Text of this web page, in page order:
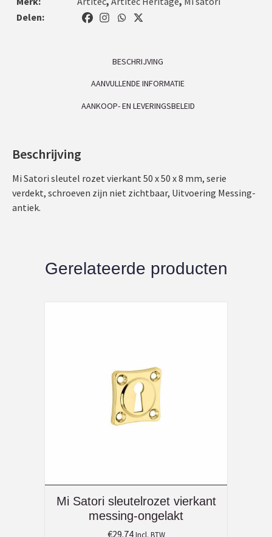
Delen:
BESCHRIJVING
AANVULLENDE INFORMATIE
AANKOOP- EN LEVERINGSBELEID
Beschrijving
Mi Satori sleutel rozet vierkant 50 x 50 x 8 mm, serie
verdekt, schroeven zijn niet zichtbaar, Uitvoering Messing-
antiek.
Gerelateerde producten
Mi Satori sleutelrozet vierkant
messing-ongelakt
€29.74 Incl. BTW